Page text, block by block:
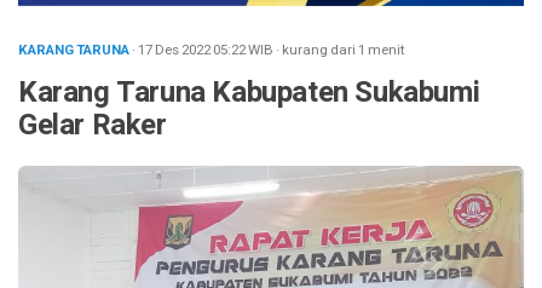
KARANG TARUNA· 17 Des 202205:22WIB · kurang dari 1 menit
Karang Taruna Kabupaten Sukabumi
Gelar Raker